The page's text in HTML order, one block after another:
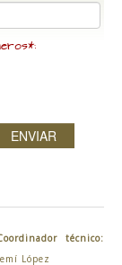
ENVIAR
técnico:
López